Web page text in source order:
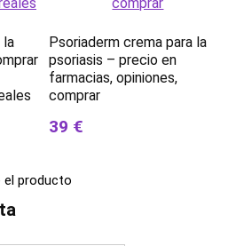
la
Psoriaderm crema para la
psoriasis – precio en
farmacias, opiniones,
comprar
39 €
el producto